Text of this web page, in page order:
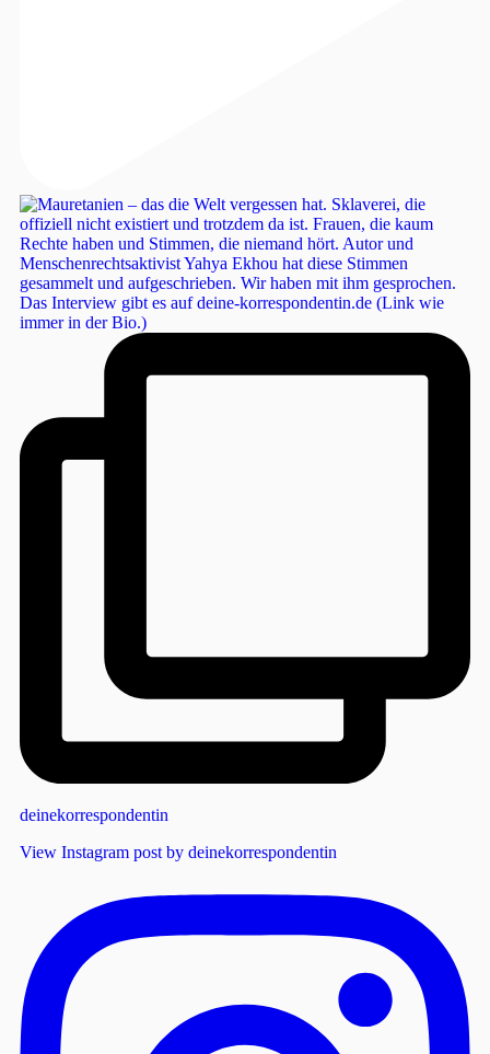
deinekorrespondentin
View Instagram post by deinekorrespondentin